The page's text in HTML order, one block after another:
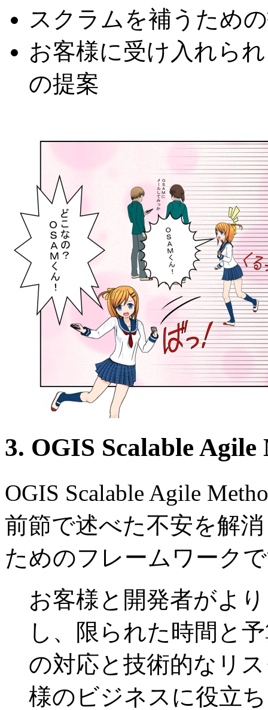
スクラムを補うため
お客様に受け入れら
の提案
3. OGIS Scalable
OGIS Scalable Agile
前節で述べた不安を解
ためのフレームワーク
お客様と開発者がよ
し、限られた時間と
の対応と技術的なリ
様のビジネスに役立